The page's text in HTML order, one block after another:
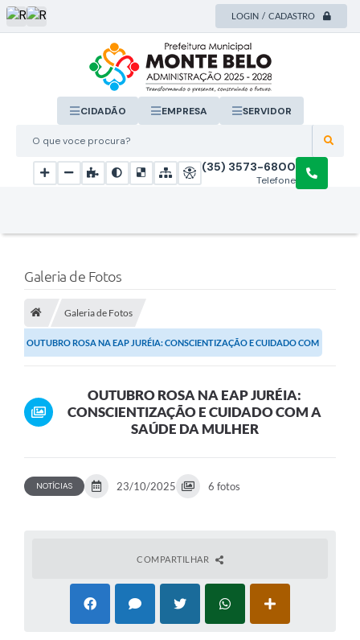
LOGIN / CADASTRO
O que voce procura?
CIDADÃO EMPRESA SERVIDOR
Telefone
(35) 3573-6800
Galeria de Fotos
Galeria de Fotos
OUTUBRO ROSA NA EAP JURÉIA: CONSCIENTIZAÇÃO E CUIDADO COM
OUTUBRO ROSA NA EAP JURÉIA:
CONSCIENTIZAÇÃO E CUIDADO COM A
SAÚDE DA MULHER
NOTÍCIAS 23/10/2025 6 fotos
COMPARTILHAR